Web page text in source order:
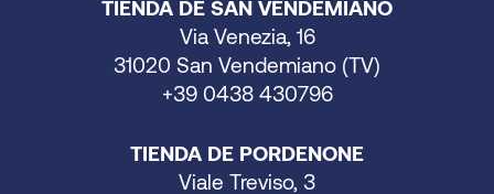
TIENDA DE SAN VENDEMIANO
Via Venezia, 16
31020 San Vendemiano (TV)
+39 0438 430796
TIENDA DE PORDENONE
Viale Treviso, 3